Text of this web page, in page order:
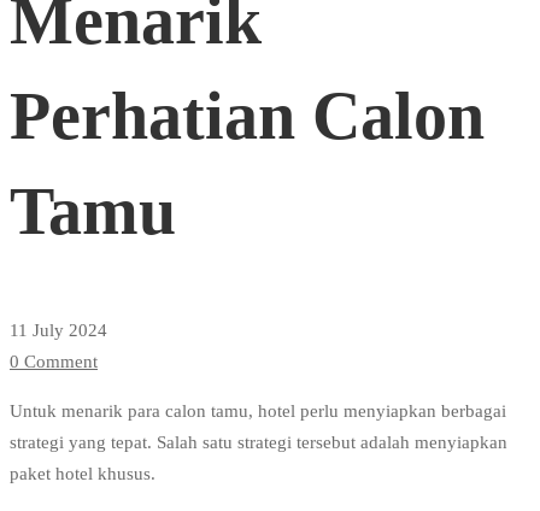
Untuk
Menarik
Perhatian
Calon
Tamu
Menarik
Perhatian Calon
Tamu
11 July 2024
0 Comment
Untuk menarik para calon tamu, hotel perlu menyiapkan berbagai
strategi yang tepat. Salah satu strategi tersebut adalah menyiapkan
paket hotel khusus.